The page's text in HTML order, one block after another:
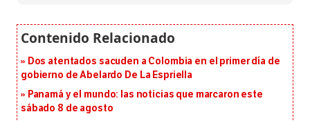
Dos atentados sacuden a Colombia en el primer día de
gobierno de Abelardo De La Espriella
Panamá y el mundo: las noticias que marcaron este
sábado 8 de agosto